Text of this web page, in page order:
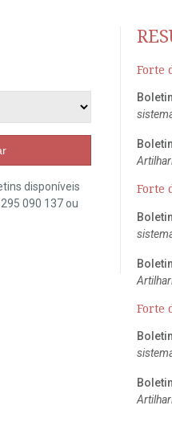
disponíveis
090 137 ou
Forte
Forte
Forte